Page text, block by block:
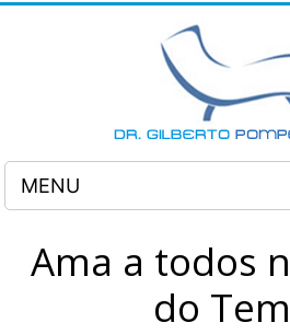
Ama a todos
do